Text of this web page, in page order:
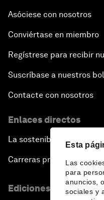
Esta
Las
para
anuncios,
sociales y
Asóciese con nosotros
Conviértase en miembro
Regístrese para recibir
Suscríbase a nuestros
Contacte con nosotros
Enlaces directos
La sostenibilidad en el
Carreras profesionales
Ediciones en otros